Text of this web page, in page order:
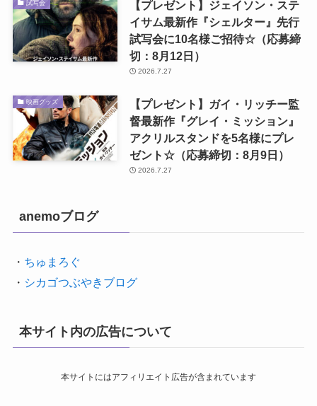
試写会
【プレゼント】ジェイソン・ステ
イサム最新作『シェルター』先行
試写会に10名様ご招待☆（応募締
切：8月12日）
2026.7.27
映画グッズ
【プレゼント】ガイ・リッチー監
督最新作『グレイ・ミッション』
アクリルスタンドを5名様にプレ
ゼント☆（応募締切：8月9日）
2026.7.27
anemoブログ
・ ちゅまろぐ
・ シカゴつぶやきブログ
本サイト内の広告について
本サイトにはアフィリエイト広告が含まれています